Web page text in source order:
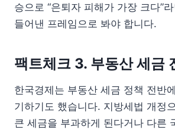
승으로 “은퇴자 피해가 가장 크다”
들어낸 프레임으로 봐야 합니다.
팩트체크 3. 부동산 세금
한국경제는 부동산 세금 정책 전반
기하기도 했습니다. 지방세법 개정
큰 세금을 부과하게 된다거나 다른